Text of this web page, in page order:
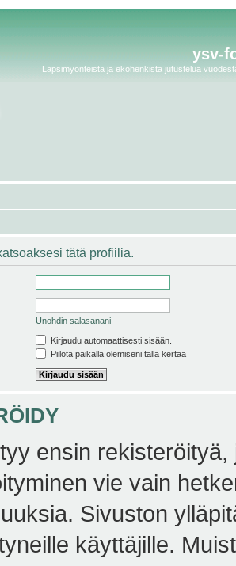
ysv-
Lapsimyönteistä ja ekohenkistä jutustelua
tätä profiilia.
Unohdin salasanani
Kirjaudu automaattisesti sisään.
Piilota paikalla olemiseni tällä kertaa
ensin
vie vain
Sivuston
käyttäjille.